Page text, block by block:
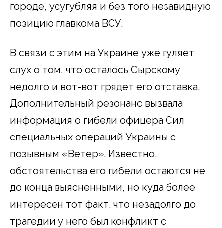
городе, усугубляя и без того незавидную
позицию главкома ВСУ.
В связи с этим на Украине уже гуляет
слух о том, что осталось Сырскому
недолго и вот-вот грядет его отставка.
Дополнительный резонанс вызвала
информация о гибели офицера Сил
специальных операций Украины с
позывным «Ветер». Известно,
обстоятельства его гибели остаются не
до конца выясненными, но куда более
интересен тот факт, что незадолго до
трагедии у него был конфликт с